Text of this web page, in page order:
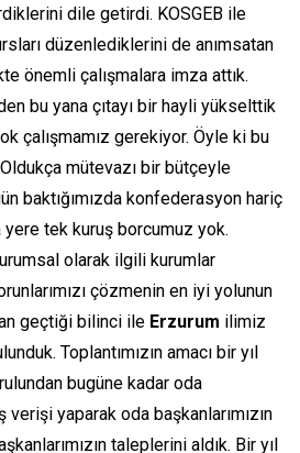
dile getirdi. KOSGEB ile
düzenlediklerini de anımsatan
önemli çalışmalara imza attık.
bu yana çıtayı bir hayli yükselttik
çalışmamız gerekiyor. Öyle ki bu
mütevazı bir bütçeyle
baktığımızda konfederasyon hariç
tek kuruş borcumuz yok.
olarak ilgili kurumlar
çözmenin en iyi yolunun
geçtiği bilinci ile Erzurum ilimiz
Toplantımızın amacı bir yıl
bugüne kadar oda
verişi yaparak oda başkanlarımızın
taleplerini aldık. Bir yıl